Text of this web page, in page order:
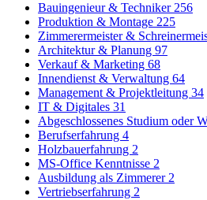
Bauingenieur & Techniker 256
Produktion & Montage 225
Zimmerermeister &
Architektur & Planung 97
Verkauf & Marketing 68
Innendienst & Verwaltung 64
Management & Projektleitung 34
IT & Digitales 31
Abgeschlossenes Studium oder
Berufserfahrung 4
Holzbauerfahrung 2
MS-Office Kenntnisse 2
Ausbildung als Zimmerer 2
Vertriebserfahrung 2